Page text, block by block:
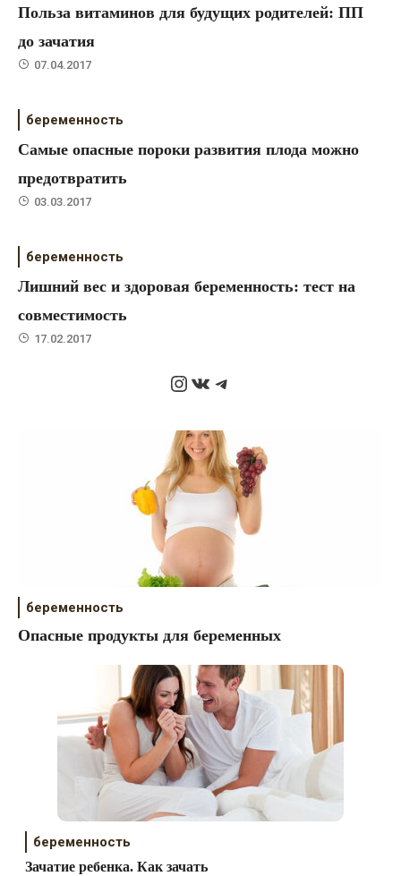
Польза витаминов для будущих родителей: ПП
до зачатия
07.04.2017
беременность
Самые опасные пороки развития плода можно
предотвратить
03.03.2017
беременность
Лишний вес и здоровая беременность: тест на
совместимость
17.02.2017
Instagram
ВКонтакте
Telegram
беременность
Опасные продукты для беременных
беременность
Зачатие ребенка. Как зачать